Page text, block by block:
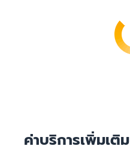
ค่าบริการเพิ่มเติม